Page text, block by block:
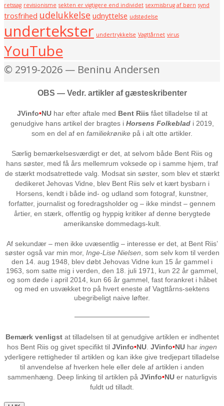
retssag revisionisme sekten er vigtigere end individet sexmisbrug af børn synd
trosfrihed udelukkelse udnyttelse udstødelse
undertekster undertrykkelse Vagttårnet virus
YouTube
© 2919-2026 — Beninu Andersen
OBS — Vedr. artikler af gæsteskribenter
JVinfo•NUhar efter aftale med Bent Riis fået tilladelse til at
genudgive hans artikel der bragtes i Horsens Folkeblad i 2019,
som en del af en familiekrønike på i alt otte artikler.
Særlig bemærkelsesværdigt er det, at selvom både Bent Riis og
hans søster, med få års mellemrum voksede op i samme hjem, traf
de stærkt modsatrettede valg. Modsat sin søster, som blev et stærkt
dedikeret Jehovas Vidne, blev Bent Riis selv et kært bysbarn i
Horsens, kendt i både ind- og udland som fotograf, kunstner,
forfatter, journalist og foredragsholder og – ikke mindst – gennem
årtier, en stærk, offentlig og hyppig kritiker af denne berygtede
amerikanske dommedags-kult.
Af sekundær – men ikke uvæsentlig – interesse er det, at Bent Riis’
søster også var min mor, Inge-Lise Nielsen , som selv kom til verden
den 14. aug 1948, blev døbt Jehovas Vidne kun 15 år gammel i
1963, som satte mig i verden, den 18. juli 1971, kun 22 år gammel,
og som døde i april 2014, kun 66 år gammel, fast forankret i håbet
og med en usvækket tro på hvert eneste af Vagttårns-sektens
ubegribeligt naive løfter.
───────────────
Bemærk venligstat tilladelsen til at genudgive artiklen er indhentet
hos Bent Riis og givet specifikt til JVinfo•NU JVinfo•NU har ingen
yderligere rettigheder til artiklen og kan ikke give tredjepart tilladelse
til anvendelse af hverken hele eller dele af artiklen i anden
sammenhæng. Deep linking til artiklen på JVinfo•NUer naturligvis
fuldt ud tilladt.